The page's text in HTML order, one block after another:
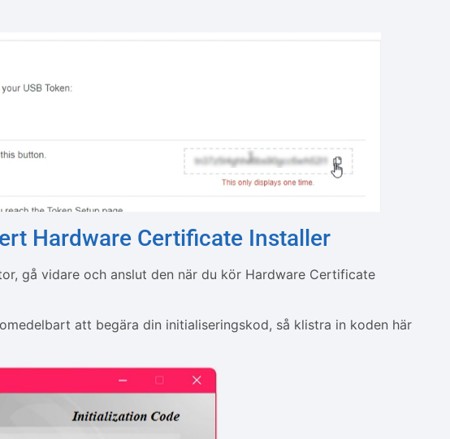
Hardware Certificate Installer
gå vidare och anslut den när du kör Hardware Certificate
att begära din initialiseringskod, så klistra in koden här